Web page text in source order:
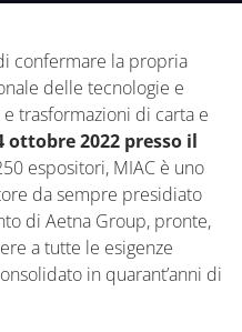
confermare la propria
delle tecnologie e
trasformazioni di carta e
ottobre 2022 presso il
espositori, MIAC è uno
da sempre presidiato
di Aetna Group, pronte,
a tutte le esigenze
in quarant’anni di